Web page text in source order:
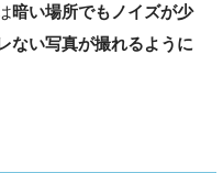
暗い場所でもノイズが少
ない写真が撮れるように